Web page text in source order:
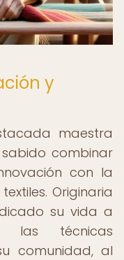
y
maestra
combinar
con la
Originaria
su vida a
las técnicas
comunidad, al